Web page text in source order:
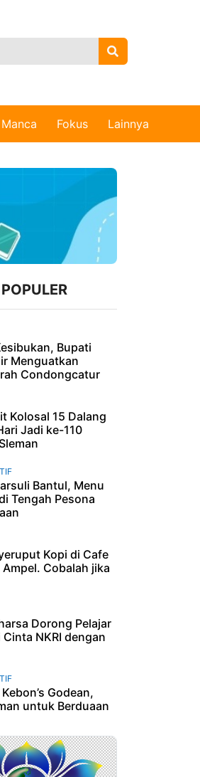
Fokus Lainnya
Bupati
Menguatkan
Condongcatur
Kolosal 15 Dalang
Jadi ke-110
Bantul, Menu
Tengah Pesona
Kopi di Cafe
Cobalah jika
Dorong Pelajar
Cinta NKRI dengan
Godean,
untuk Berduaan